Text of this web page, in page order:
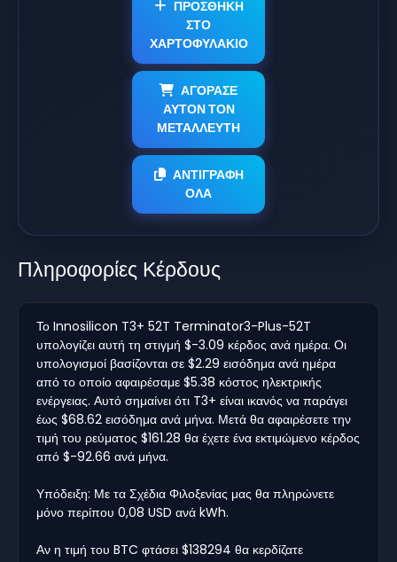
ΠΡΟΣΘΗΚΗ
ΣΤΟ
ΧΑΡΤΟΦΥΛΑΚΙΟ
ΑΓΟΡΑΣΕ
ΑΥΤΟΝ ΤΟΝ
ΜΕΤΑΛΛΕΥΤΗ
ΑΝΤΙΓΡΑΦΗ
ΟΛΑ
Πληροφορίες Κέρδους
Το Innosilicon T3+ 52T Terminator3-Plus-52T
υπολογίζει αυτή τη στιγμή $-3.09 κέρδος ανά ημέρα. Οι
υπολογισμοί βασίζονται σε $2.29 εισόδημα ανά ημέρα
από το οποίο αφαιρέσαμε $5.38 κόστος ηλεκτρικής
ενέργειας. Αυτό σημαίνει ότι T3+ είναι ικανός να παράγει
έως $68.62 εισόδημα ανά μήνα. Μετά θα αφαιρέσετε την
τιμή του ρεύματος $161.28 θα έχετε ένα εκτιμώμενο κέρδος
από $-92.66 ανά μήνα.
Υπόδειξη: Με τα Σχέδια Φιλοξενίας μας θα πληρώνετε
μόνο περίπου 0,08 USD ανά kWh.
Αν η τιμή του BTC φτάσει $138294 θα κερδίζατε